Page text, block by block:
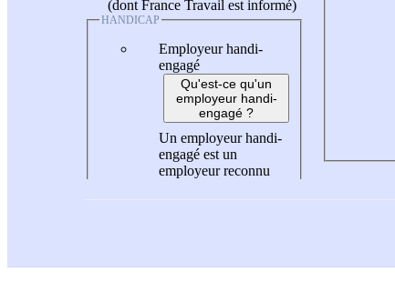
(dont France Travail est informé)
HANDICAP
Employeur handi-
engagé
Qu'est-ce qu'un
employeur handi-
engagé ?
Un employeur handi-
engagé est un
employeur reconnu